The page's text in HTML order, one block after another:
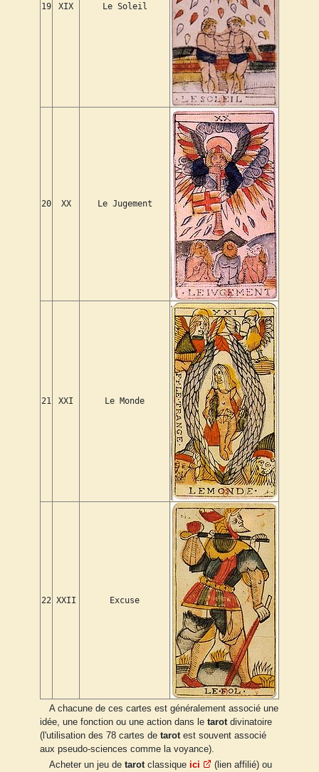
19 XIX Le Soleil
20 XX Le Jugement
21 XXI Le Monde
22 XXII Excuse
A chacune de ces cartes est généralement associé une
idée, une fonction ou une action dans le tarot divinatoire
(l'utilisation des 78 cartes de tarot est souvent associé
aux pseudo-sciences comme la voyance).
Acheter un jeu de tarotclassique ici
(lien affilié) ou